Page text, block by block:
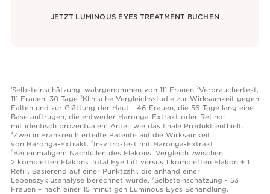
JETZT LUMINOUS EYES TREATMENT BUCHEN
1Selbsteinschätzung, wahrgenommen von 111 Frauen 2Verbrauchertest,
111 Frauen, 30 Tage 3Klinische Vergleichsstudie zur Wirksamkeit gegen
Falten und zur Glättung der Haut - 46 Frauen, die 56 Tage lang eine
Base auftrugen, die entweder Haronga-Extrakt oder Retinol
mit identisch prozentualem Anteil wie das finale Produkt enthielt.
4Zwei in Frankreich erteilte Patente auf die Wirksamkeit
von Haronga-Extrakt.
5In-vitro-Test mit Haronga-Extrakt
6Bei einmaligem Nachfüllen des Flakons: Vergleich zwischen
2 kompletten Flakons Total Eye Lift versus 1 kompletten Flakon + 1
Refill. Basierend auf einer Punktzahl, die anhand einer
Lebenszyklusanalyse berechnet wurde.
7Selbsteinschätzung - 53
Frauen – nach einer 15 minütigen Luminous Eyes Behandlung.